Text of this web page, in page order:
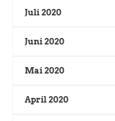
Juli 2020
Juni 2020
Mai 2020
April 2020